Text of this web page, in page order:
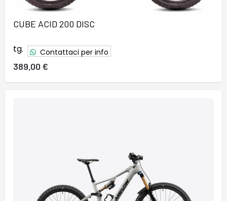
CUBE ACID 200 DISC
tg. Contattaci per info
389,00 €